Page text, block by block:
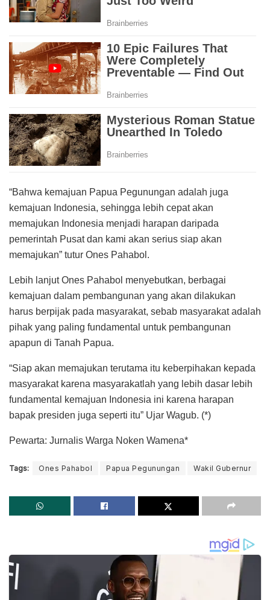
“Bahwa kemajuan Papua Pegunungan adalah juga
kemajuan Indonesia, sehingga lebih cepat akan
memajukan Indonesia menjadi harapan daripada
pemerintah Pusat dan kami akan serius siap akan
memajukan” tutur Ones Pahabol.
Lebih lanjut Ones Pahabol menyebutkan, berbagai
kemajuan dalam pembangunan yang akan dilakukan
harus berpijak pada masyarakat, sebab masyarakat adalah
pihak yang paling fundamental untuk pembangunan
apapun di Tanah Papua.
“Siap akan memajukan terutama itu keberpihakan kepada
masyarakat karena masyarakatlah yang lebih dasar lebih
fundamental kemajuan Indonesia ini karena harapan
bapak presiden juga seperti itu” Ujar Wagub. (*)
Pewarta: Jurnalis Warga Noken Wamena*
Tags: Ones Pahabol Papua Pegunungan Wakil Gubernur